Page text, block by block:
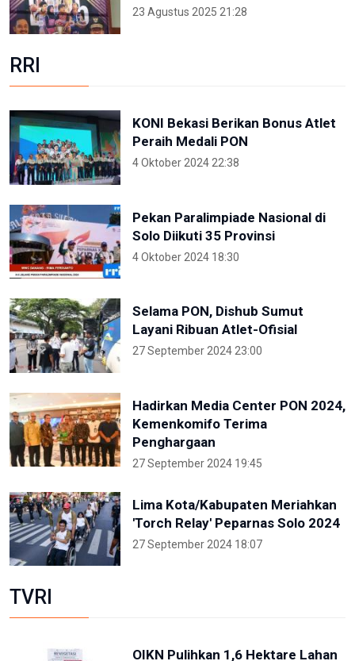
23 Agustus 2025 21:28
RRI
KONI Bekasi Berikan Bonus Atlet
Peraih Medali PON
4 Oktober 2024 22:38
Pekan Paralimpiade Nasional di
Solo Diikuti 35 Provinsi
4 Oktober 2024 18:30
Selama PON, Dishub Sumut
Layani Ribuan Atlet-Ofisial
27 September 2024 23:00
Hadirkan Media Center PON 2024,
Kemenkomifo Terima
Penghargaan
27 September 2024 19:45
Lima Kota/Kabupaten Meriahkan
'Torch Relay' Peparnas Solo 2024
27 September 2024 18:07
TVRI
OIKN Pulihkan 1,6 Hektare Lahan